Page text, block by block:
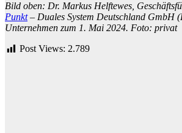
Bild oben: Dr. Markus Helftewes,
Punkt– Duales System Deutschland GmbH
Unternehmen zum 1. Mai 2024. Foto: privat
Post Views: 2.789